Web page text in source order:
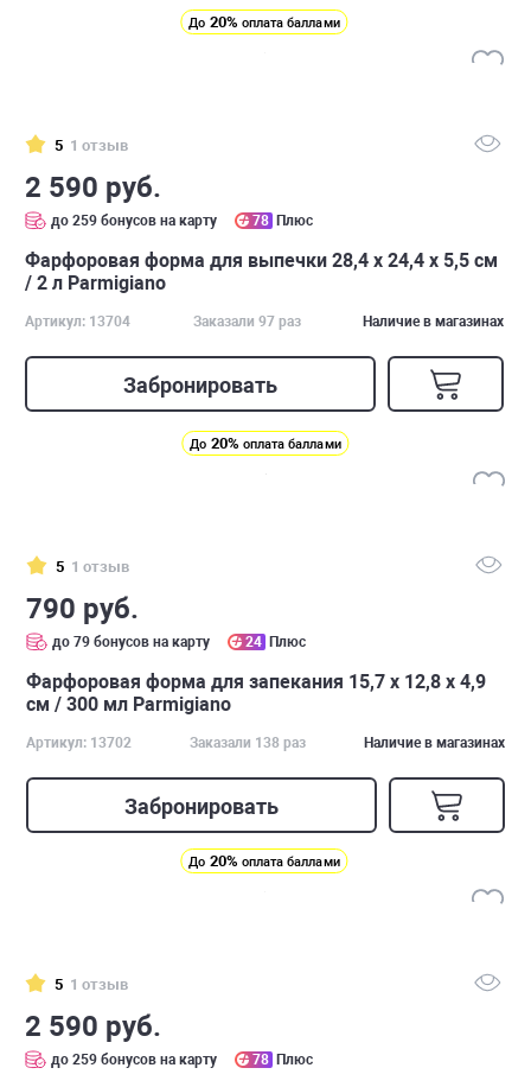
До 20% оплата баллами
5 1 отзыв
2 590 руб.
до 259 бонусов на карту 78 Плюс
Фарфоровая форма для выпечки 28,4 х 24,4 х 5,5 см
/ 2 л Parmigiano
Артикул: 13704 Заказали 97 раз Наличие в магазинах
Забронировать
До 20% оплата баллами
5 1 отзыв
790 руб.
до 79 бонусов на карту 24 Плюс
Фарфоровая форма для запекания 15,7 х 12,8 х 4,9
см / 300 мл Parmigiano
Артикул: 13702 Заказали 138 раз Наличие в магазинах
Забронировать
До 20% оплата баллами
5 1 отзыв
2 590 руб.
до 259 бонусов на карту 78 Плюс